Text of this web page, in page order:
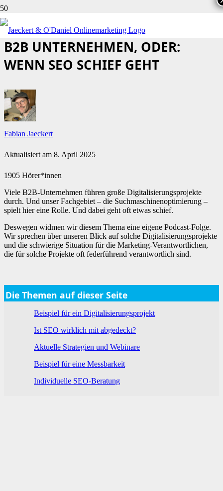
DIGITALISIERUNGSPROJEKTE IN
B2B UNTERNEHMEN, ODER:
WENN SEO SCHIEF GEHT
Fabian Jaeckert
Aktualisiert am 8. April 2025
1905 Hörer*innen
Viele B2B-Unternehmen führen große Digitalisierungsprojekte
durch. Und unser Fachgebiet – die Suchmaschinenoptimierung –
spielt hier eine Rolle. Und dabei geht oft etwas schief.
Deswegen widmen wir diesem Thema eine eigene Podcast-Folge.
Wir sprechen über unseren Blick auf solche Digitalisierungsprojekte
und die schwierige Situation für die Marketing-Verantwortlichen,
die für solche Projekte oft federführend verantwortlich sind.
Die Themen auf dieser Seite
Beispiel für ein Digitalisierungsprojekt
Ist SEO wirklich mit abgedeckt?
Aktuelle Strategien und Webinare
Beispiel für eine Messbarkeit
Individuelle SEO-Beratung